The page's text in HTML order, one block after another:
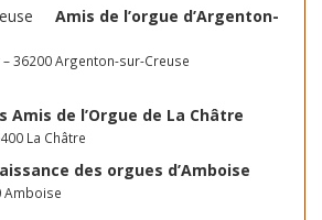
Amis de l’orgue d’Argenton-
36200 Argenton-sur-Creuse
Amis de l’Orgue de La Châtre
La Châtre
des orgues d’Amboise
Amboise